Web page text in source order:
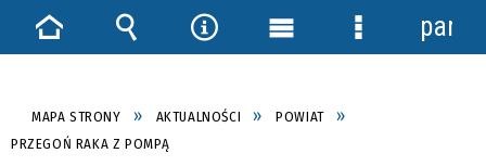
MAPA STRONY AKTUALNOŚCI
POWIAT
PRZEGOŃ RAKA Z POMPĄ
StronaWyszukiwarka
Narzędzia
Menu Menu
panel